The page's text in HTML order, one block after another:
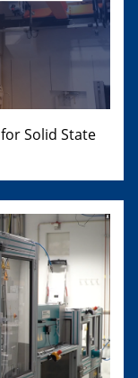
Solid State